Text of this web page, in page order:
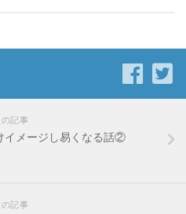
記事
イメージし易くなる話②
記事